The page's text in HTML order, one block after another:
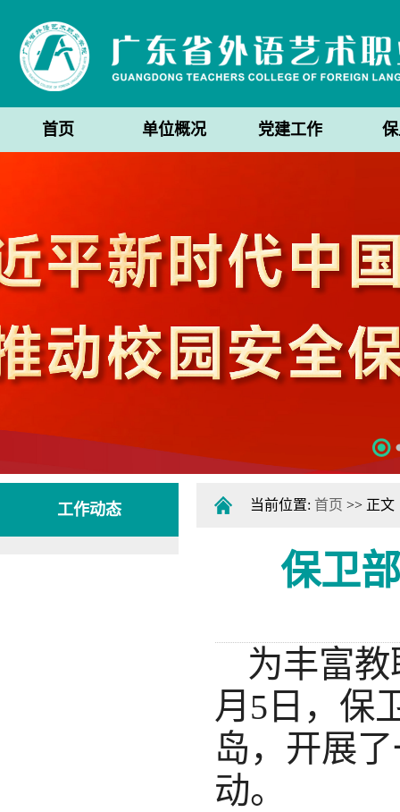
首页 单位概况 党建工作
工作动态 当前位置: 首页 >> 正文
保卫
为丰富
月5日，保
岛，开展
动。